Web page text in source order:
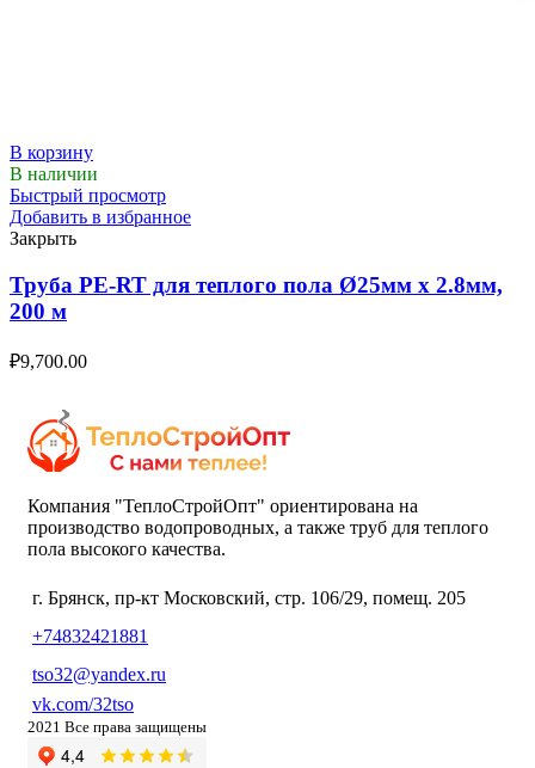
В корзину
В наличии
Быстрый просмотр
Добавить в избранное
Закрыть
Труба PE-RT для теплого пола Ø25мм х 2.8мм,
200 м
₽9,700.00
Компания "ТеплоСтройОпт" ориентирована на
производство водопроводных, а также труб для теплого
пола высокого качества.
г. Брянск, пр-кт Московский, стр. 106/29, помещ. 205
+74832421881
tso32@yandex.ru
vk.com/32tso
2021 Все права защищены